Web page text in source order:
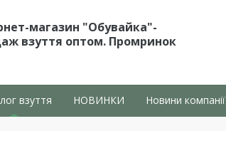
магазин "Обувайка"-
взуття оптом. Промринок
взуття НОВИНКИ Новини компанії